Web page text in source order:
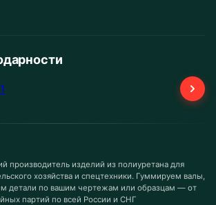
производитель изделий из полиуретана для
хозяйства и спецтехники. Гуммируем валы,
детали по вашим чертежам или образцам — от
партий по всей России и СНГ